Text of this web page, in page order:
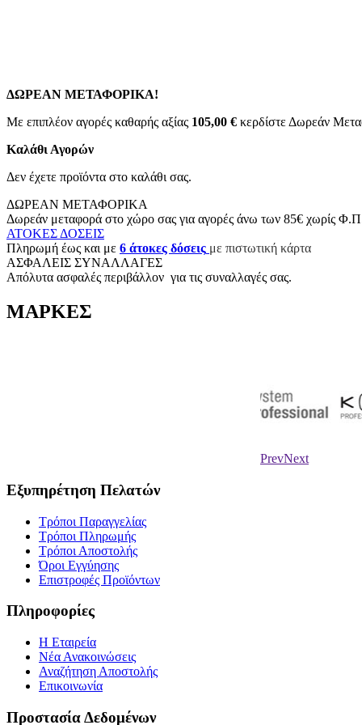
Πεντικιούρ
*
ΔΩΡΕΑΝ ΜΕΤΑΦΟΡΙΚΑ!
Με επιπλέον αγορές καθαρής αξίας 105,00 € κερδίστε Δωρεάν
Καλάθι Αγορών
Δεν έχετε προϊόντα στο καλάθι σας.
ΔΩΡΕΑΝ ΜΕΤΑΦΟΡΙΚΑ
Δωρεάν μεταφορά στο χώρο σας για αγορές άνω των 85€ χωρίς
ΑΤΟΚΕΣ ΔΟΣΕΙΣ
Πληρωμή έως και με 6 άτοκες δόσεις με πιστωτική κάρτα
ΑΣΦΑΛΕΙΣ ΣΥΝΑΛΛΑΓΕΣ
Aπόλυτα ασφαλές περιβάλλον για τις συναλλαγές σας.
ΜΑΡΚΕΣ
PrevNext
Εξυπηρέτηση Πελατών
Τρόποι Παραγγελίας
Τρόποι Πληρωμής
Τρόποι Αποστολής
Όροι Εγγύησης
Επιστροφές Προϊόντων
Πληροφορίες
Η Εταιρεία
Νέα Ανακοινώσεις
Αναζήτηση Αποστολής
Επικοινωνία
Προστασία Δεδομένων